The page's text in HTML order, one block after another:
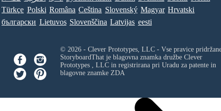
Türkçe Polski Româna Ceština Slovenský Magyar Hrvatski
български Lietuvos Slovenščina Latvijas eesti
© 2026 - Clever Prototypes, LLC - Vse pravice
StoryboardThat je blagovna znamka družbe Clever
Prototypes , LLCin registrirana pri Uradu za patente in
blagovne znamke ZDA